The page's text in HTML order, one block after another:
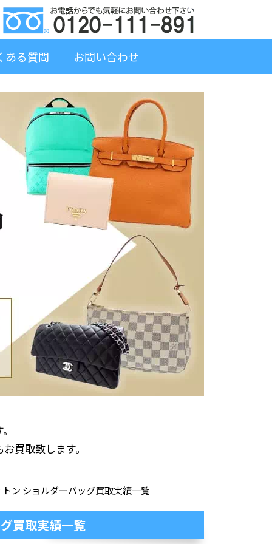
ある質問 お問い合わせ
買取致します。
ン ショルダーバッグ買取実績一覧
買取実績一覧